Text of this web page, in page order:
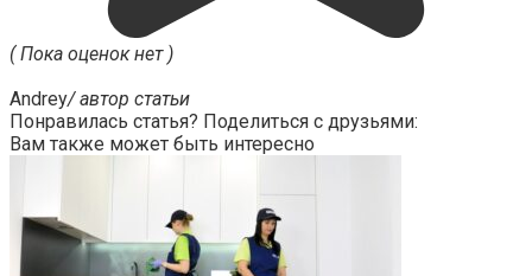
( Пока оценок нет )
Andrey/ автор статьи
Понравилась статья? Поделиться с друзьями:
Вам также может быть интересно